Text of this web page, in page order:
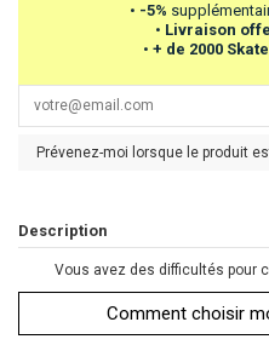
• -5%
• Livraison
• + de 2000
Prévenez-moi lorsque le produit
Description
Vous avez des difficultés pour
Comment choisir